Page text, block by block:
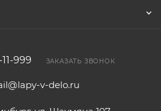
999 ЗАКАЗАТЬ ЗВОНОК
v-delo.ru